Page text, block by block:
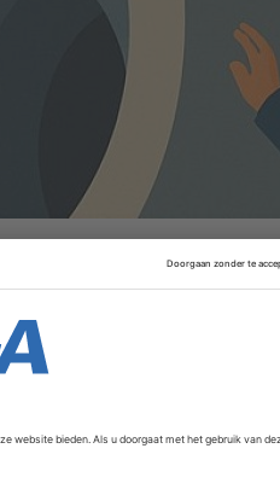
zwaar hijsmaterieel met
en voegt het vier extra
Duitsland en Roemenië.
referentie in
van de Duitse
buildstrategie.